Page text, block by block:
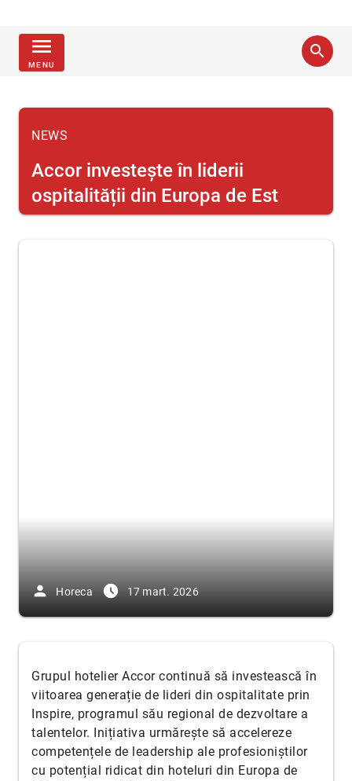
menu
MENU
search
NEWS
Accor investește în liderii
ospitalității din Europa de Est
person Horeca access_time_filled 17 mart. 2026
Grupul hotelier Accor continuă să investească în
viitoarea generație de lideri din ospitalitate prin
Inspire, programul său regional de dezvoltare a
talentelor. Inițiativa urmărește să accelereze
competențele de leadership ale profesioniștilor
cu potențial ridicat din hoteluri din Europa de